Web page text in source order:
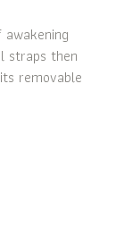
straps then
removable